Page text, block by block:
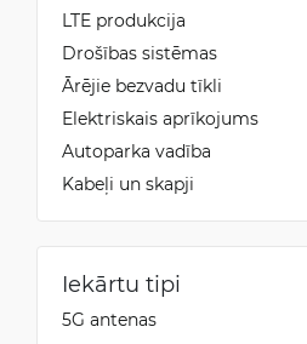
LTE produkcija
Drošības sistēmas
Ārējie bezvadu tīkli
Elektriskais aprīkojums
Autoparka vadība
Kabeļi un skapji
Iekārtu tipi
5G antenas